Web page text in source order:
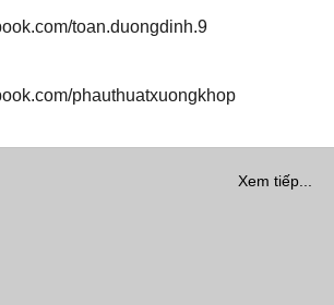
toan.duongdinh.9
phauthuatxuongkhop
Xem tiếp...